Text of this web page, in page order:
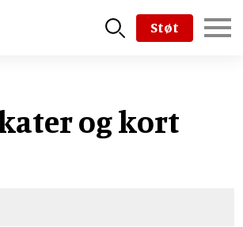
Støt
og kort